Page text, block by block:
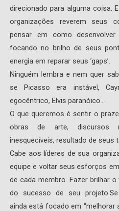
direcionado para alguma coisa.
organizações reverem seus
pensar em como
focando no brilho de seus
energia em reparar seus ‘gaps’.
Ninguém lembra e nem quer
se Picasso era instável,
egocêntrico, Elvis paranóico…
O que queremos é sentir o
obras de arte, discursos
inesquecíveis, resultado de seus
Cabe aos líderes de sua
equipe e voltar seus esforços
de cada membro. Fazer brilhar
do sucesso de seu projeto.Se
ainda está focado em “melhorar